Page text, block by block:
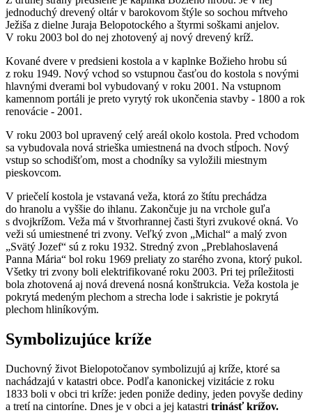
jednoduchý drevený oltár v barokovom štýle so sochou mŕtveho
Ježiša z dielne Juraja Belopotockého a štyrmi soškami anjelov.
V roku 2003 bol do nej zhotovený aj nový drevený kríž.
Kované dvere v predsieni kostola a v kaplnke Božieho hrobu sú
z roku 1949. Nový vchod so vstupnou časťou do kostola s novými
hlavnými dverami bol vybudovaný v roku 2001. Na vstupnom
kamennom portáli je preto vyrytý rok ukončenia stavby - 1800 a rok
renovácie - 2001.
V roku 2003 bol upravený celý areál okolo kostola. Pred vchodom
sa vybudovala nová strieška umiestnená na dvoch stĺpoch. Nový
vstup so schodišťom, most a chodníky sa vyložili miestnym
pieskovcom.
V priečelí kostola je vstavaná veža, ktorá zo štítu prechádza
do hranolu a vyššie do ihlanu. Zakončuje ju na vrchole guľa
s dvojkrížom. Veža má v štvorhrannej časti štyri zvukové okná. Vo
veži sú umiestnené tri zvony. Veľký zvon „Michal“ a malý zvon
„Svätý Jozef“ sú z roku 1932. Stredný zvon „Preblahoslavená
Panna Mária“ bol roku 1969 preliaty zo starého zvona, ktorý pukol.
Všetky tri zvony boli elektrifikované roku 2003. Pri tej príležitosti
bola zhotovená aj nová drevená nosná konštrukcia. Veža kostola je
pokrytá medeným plechom a strecha lode i sakristie je pokrytá
plechom hliníkovým.
Symbolizujúce kríže
Duchovný život Bielopotočanov symbolizujú aj kríže, ktoré sa
nachádzajú v katastri obce. Podľa kanonickej vizitácie z roku
1833 boli v obci tri kríže: jeden poniže dediny, jeden povyše dediny
a tretí na cintoríne. Dnes je v obci a jej katastri trinásť krížov.